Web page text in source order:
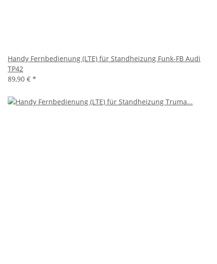
Handy Fernbedienung (LTE) für Standheizung Funk-FB Audi
TP42
89,90 € *